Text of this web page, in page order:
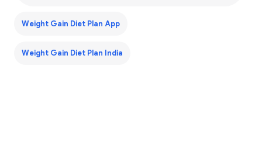
Weight Gain Diet Plan App
Weight Gain Diet Plan India